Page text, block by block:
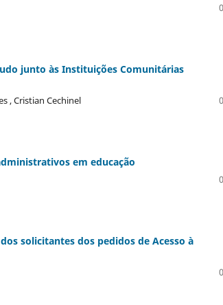
junto às Instituições Comunitárias
, Cristian Cechinel
em educação
solicitantes dos pedidos de Acesso à